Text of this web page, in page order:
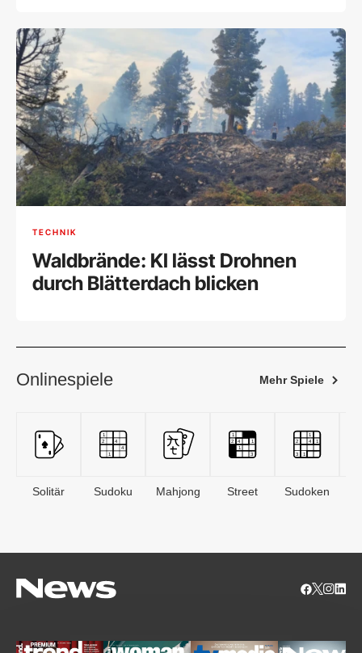
TECHNIK
Waldbrände: KI lässt Drohnen
durch Blätterdach blicken
Onlinespiele Mehr Spiele
Solitär Sudoku Mahjong Street Sudoken